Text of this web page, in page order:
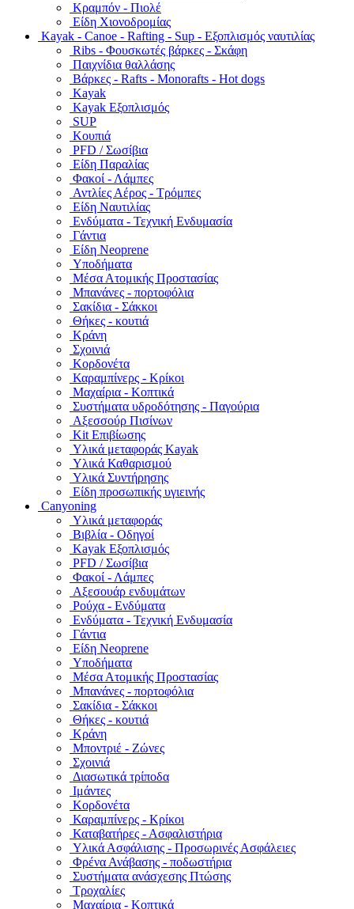
Κραμπόν - Πιολέ
Είδη Χιονοδρομίας
Kayak - Canoe - Rafting - Sup - Εξοπλισμός ναυτιλίας
Ribs - Φουσκωτές βάρκες - Σκάφη
Παιχνίδια θαλλάσης
Βάρκες - Rafts - Monorafts - Hot dogs
Kayak
Kayak Εξοπλισμός
SUP
Κουπιά
PFD / Σωσίβια
Είδη Παραλίας
Φακοί - Λάμπες
Αντλίες Αέρος - Τρόμπες
Είδη Ναυτιλίας
Ενδύματα - Τεχνική Ενδυμασία
Γάντια
Είδη Neoprene
Υποδήματα
Μέσα Ατομικής Προστασίας
Μπανάνες - πορτοφόλια
Σακίδια - Σάκκοι
Θήκες - κουτιά
Κράνη
Σχοινιά
Κορδονέτα
Καραμπίνερς - Κρίκοι
Μαχαίρια - Κοπτικά
Συστήματα υδροδότησης - Παγούρια
Αξεσσούρ Πισίνων
Kit Επιβίωσης
Υλικά μεταφοράς Kayak
Υλικά Καθαρισμού
Υλικά Συντήρησης
Είδη προσωπικής υγιεινής
Canyoning
Υλικά μεταφοράς
Βιβλία - Οδηγοί
Kayak Εξοπλισμός
PFD / Σωσίβια
Φακοί - Λάμπες
Αξεσουάρ ενδυμάτων
Ρούχα - Ενδύματα
Ενδύματα - Τεχνική Ενδυμασία
Γάντια
Είδη Neoprene
Υποδήματα
Μέσα Ατομικής Προστασίας
Μπανάνες - πορτοφόλια
Σακίδια - Σάκκοι
Θήκες - κουτιά
Κράνη
Μποντριέ - Ζώνες
Σχοινιά
Διασωτικά τρίποδα
Ιμάντες
Κορδονέτα
Καραμπίνερς - Κρίκοι
Καταβατήρες - Ασφαλιστήρια
Υλικά Ασφάλισης - Προσωρινές Ασφάλειες
Φρένα Ανάβασης - ποδωστήρια
Συστήματα ανάσχεσης Πτώσης
Τροχαλίες
Μαχαίρια - Κοπτικά